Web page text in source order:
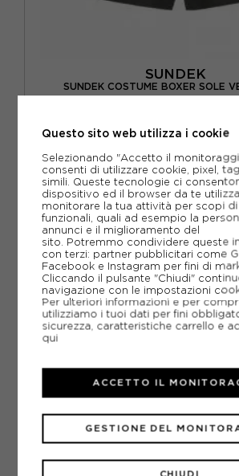
SUNDEK
SUNDEK COSTUME BOXER SOLE
XS S M L XL
-20%
Questo sito web utilizza i cookie
Selezionando "Accetto il
consenti di utilizzare cookie, pixel,
simili. Queste tecnologie ci
dispositivo ed il browser da te
monitorare la tua attività per scopi
funzionali, quali ad esempio la
annunci e il miglioramento del
sito. Potremmo condividere queste
con terzi: partner pubblicitari come
Facebook e Instagram per fini di
Cliccando il pulsante "Chiudi"
navigazione con le impostazioni
Per ulteriori informazioni e per
utilizziamo i tuoi dati per fini
sicurezza, caratteristiche carrello e
qui
CHIUDI
GESTIONE DEL
ACCETTO IL